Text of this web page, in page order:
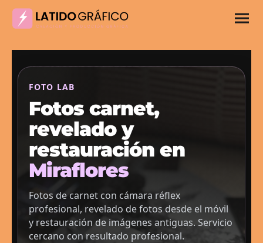
FOTO LAB
Fotos carnet,
revelado y
restauración en
Miraflores
Fotos de carnet con cámara réflex
profesional, revelado de fotos desde el móvil
y restauración de imágenes antiguas. Servicio
cercano con resultado profesional.